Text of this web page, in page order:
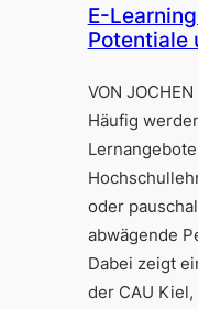
E-
Potentiale
VON
Häufig
oder
abwägende
Dabei zeigt
der CAU